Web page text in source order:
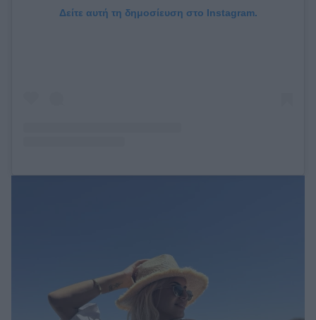
Δείτε αυτή τη δημοσίευση στο Instagram.